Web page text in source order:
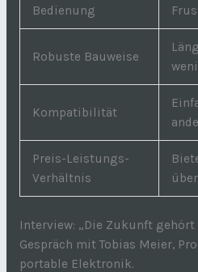
Bedienung
Robuste Bauweise
Kompatibilität
Preis-Leistungs-
Verhältnis
Interview: „Die Zukunft
Gespräch mit Tobias Meier,
portable Elektronik.